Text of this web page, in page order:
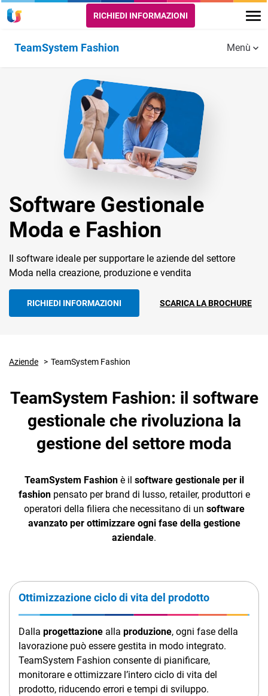
CRM
Ecommerce
Email Marketing
Trust Services
RICHIEDI INFORMAZIONI
TeamSystem Fashion
PRODUZIONE
E LOGISTICA
Rientro prodotti
Controllo pezze
e tessuti
Logistica
preparazione e
Qualità
Produzione e
Stilisti di Moda
e Ufficio Stile
MODULI CORE
Amministrazione
e Finanza
Budget e
Controllo di
CRM Moda e
Fashion
Business
Intelligence
Analytics
E
SUPPORTO
Integrazione
Sales
Menù
Software Gestionale
Moda e Fashion
Il software ideale per supportare le aziende del settore
Moda nella creazione, produzione e vendita
RICHIEDI INFORMAZIONI SCARICA LA BROCHURE
Aziende TeamSystem Fashion
TeamSystem Fashion: il software
gestionale che rivoluziona la
gestione del settore moda
TeamSystem Fashionè il software gestionale per il
fashionpensato per brand di lusso, retailer, produttori e
operatori della filiera che necessitano di un software
avanzato per ottimizzare ogni fase della gestione
aziendale.
Ottimizzazione ciclo di vita del prodotto
Dalla progettazione alla produzione, ogni fase della
lavorazione può essere gestita in modo integrato.
TeamSystem Fashion consente di pianificare,
monitorare e ottimizzare l’intero ciclo di vita del
prodotto, riducendo errori e tempi di sviluppo.